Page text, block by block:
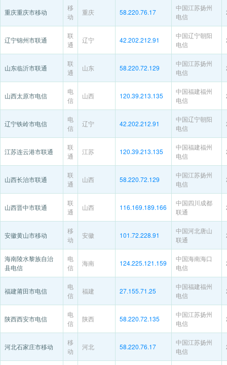
重庆重庆市移动
移
动
重庆 58.220.76.17
中国江苏扬州
电信
辽宁锦州市联通
联
通
辽宁 42.202.212.91
中国辽宁朝阳
电信
山东临沂市联通
联
通
山东 58.220.72.129
中国江苏扬州
电信
山西太原市电信
电
信
山西 120.39.213.135
中国福建福州
电信
辽宁铁岭市电信
电
信
辽宁 42.202.212.91
中国辽宁朝阳
电信
江苏连云港市联通
联
通
江苏 120.39.213.135
中国福建福州
电信
山西长治市联通
联
通
山西 58.220.72.129
中国江苏扬州
电信
山西晋中市联通
联
通
山西 116.169.189.166
中国四川成都
联通
安徽黄山市移动
移
动
安徽 101.72.228.91
中国河北唐山
联通
海南陵水黎族自治
县电信
电
信
海南 124.225.121.159
中国海南海口
电信
福建莆田市电信
电
信
福建 27.155.71.25
中国福建福州
电信
陕西西安市电信
电
信
陕西 58.220.72.135
中国江苏扬州
电信
河北石家庄市移动
移
动
河北 58.220.76.17
中国江苏扬州
电信